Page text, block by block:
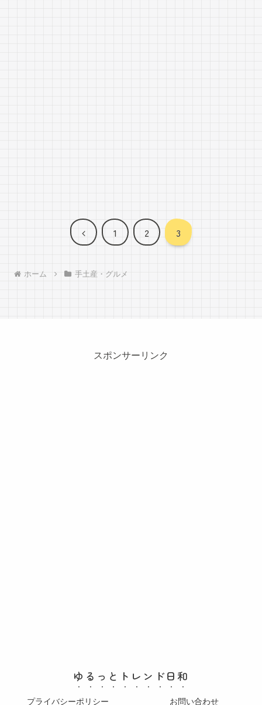
前
1 2 3
ホーム 手土産・グルメ
スポンサーリンク
ゆるっとトレンド日和
プライバシーポリシー お問い合わせ